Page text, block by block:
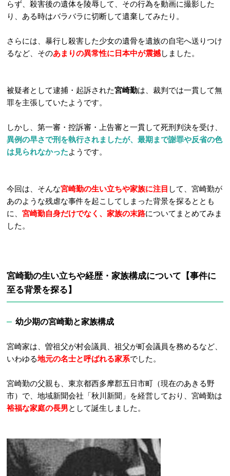
らず、殺害後の遺体を陵辱して、その行為を動画に撮影した
り、ある時はバラバラに切断して遺棄してみたり。
さらには、暴行し殺害した少女の遺骨を遺族の自宅へ送りつけ
るなど、そのあまりの異常性に日本中が震撼しました。
被疑者として逮捕・起訴された宮崎勤は、裁判では一貫して無
罪を主張していたようです。
しかし、第一審・控訴審・上告審と一貫して死刑判決を受け、
異例の早さで刑を執行されましたが、最期まで謝罪や反省の色
は見られなかったようです。
今回は、そんな宮崎勤の生い立ちや家族に注目 して、宮崎勤が
あのような残虐な事件を起こしてしまった背景を探るととも
に、 宮崎勤自身だけでなく、家族の末路についてまとめてみま
した。
宮崎勤の生い立ちや経歴・家族構成について【事件に
至る背景を探る】
幼少期の宮崎勤と家族構成
宮崎家は、曽祖父が村会議員、祖父が町会議員を務めるなど、
いわゆる地元の名士と呼ばれる家系でした。
宮崎勤の父親も、東京都西多摩郡五日市町（現在のあきる野
市）で、地域新聞会社「秋川新聞」を経営しており、宮崎勤は
裕福な家庭の長男として誕生しました。